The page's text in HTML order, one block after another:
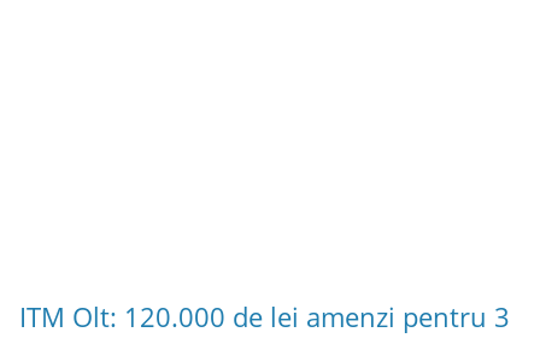
ITM Olt: 120.000 de lei amenzi pentru 3